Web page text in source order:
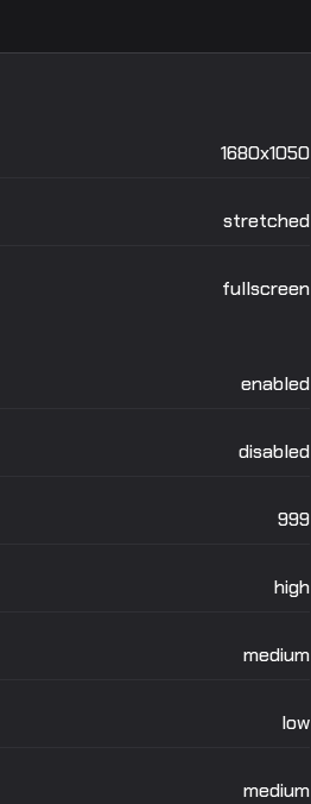
1680x1050
stretched
fullscreen
enabled
disabled
999
high
medium
low
medium